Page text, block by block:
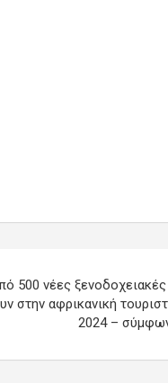
500 νέες
στην αφρικανική
2024 –